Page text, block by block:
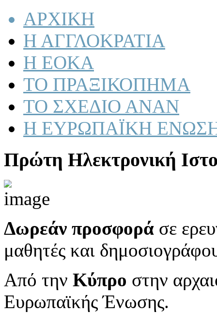
ΑΡΧΙΚΗ
Η ΑΓΓΛΟΚΡΑΤΙΑ
Η ΕΟΚΑ
ΤΟ ΠΡΑΞΙΚΟΠΗΜΑ
ΤΟ ΣΧΕΔΙΟ ΑΝΑΝ
Η ΕΥΡΩΠΑΪΚΗ
Πρώτη Ηλεκτρονική
Δωρεάν προσφορά σε
μαθητές και
Από την Κύπρο στην
Ευρωπαϊκής Ένωσης.